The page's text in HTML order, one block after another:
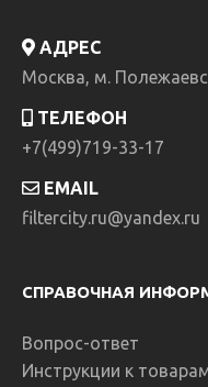
АДРЕС
Москва, м.
ТЕЛЕФОН
+7(499)719-33-17
EMAIL
filtercity.ru@yandex.ru
СПРАВОЧНАЯ
Вопрос-ответ
Инструкции к